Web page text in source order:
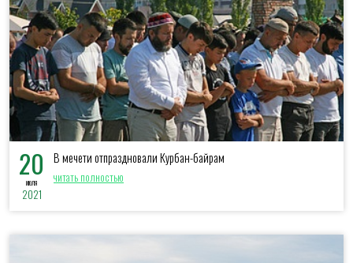
20
июля
2021
В мечети отпраздновали Курбан-байрам
читать полностью